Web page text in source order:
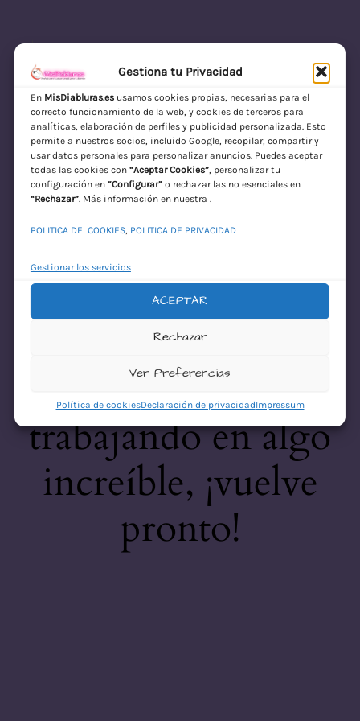
Gestiona tu Privacidad
En MisDiabluras.esusamos cookies propias, necesarias para el
correcto funcionamiento de la web, y cookies de terceros para
analíticas, elaboración de perfiles y publicidad personalizada. Esto
permite a nuestros socios, incluido Google, recopilar, compartir y
usar datos personales para personalizar anuncios. Puedes aceptar
todas las cookies con “Aceptar Cookies”, personalizar tu
configuración en “Configurar”o rechazar las no esenciales en
“Rechazar”. Más información en nuestra .
POLITICA DE COOKIES, POLITICA DE PRIVACIDAD
Gestionar los servicios
ACEPTAR
Rechazar
Ver Preferencias
Política de cookiesDeclaración de privacidadImpressum
MisDiabluras | Sexshop Online con Envío
Discreto en España
Acceder
¡Disculpa este
desastre! Estamos
trabajando en algo
increíble, ¡vuelve
pronto!